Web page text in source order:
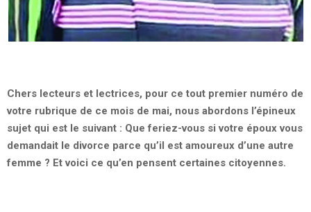
Chers lecteurs et lectrices, pour ce tout premier numéro de
votre rubrique de ce mois de mai, nous abordons l’épineux
sujet qui est le suivant : Que feriez-vous si votre époux vous
demandait le divorce parce qu’il est amoureux d’une autre
femme ? Et voici ce qu’en pensent certaines citoyennes.